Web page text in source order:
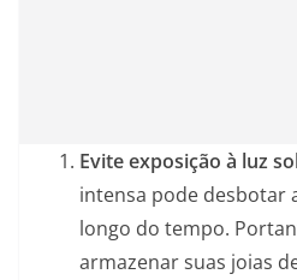
Evite exposição à luz
intensa pode desbotar
longo do tempo.
armazenar suas joias